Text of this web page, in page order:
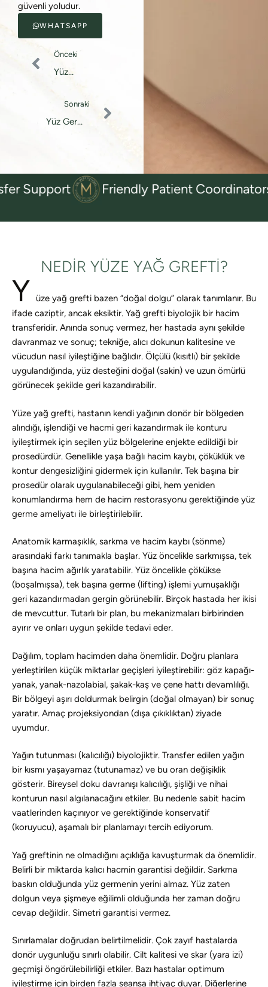
güvenli yoludur.
WHATSAPP
Önceki
Yüz
Cerrahisi (FFS)
Sonraki
Yüz Germe
Friendly Patient Coordinators
NEDIR YÜZE YAĞ GREFTI?
Y üze yağ grefti bazen “doğal dolgu” olarak tanımlanır. Bu
ifade caziptir, ancak eksiktir. Yağ grefti biyolojik bir hacim
transferidir. Anında sonuç vermez, her hastada aynı şekilde
davranmaz ve sonuç; tekniğe, alıcı dokunun kalitesine ve
vücudun nasıl iyileştiğine bağlıdır. Ölçülü (kısıtlı) bir şekilde
uygulandığında, yüz desteğini doğal (sakin) ve uzun ömürlü
görünecek şekilde geri kazandırabilir.
Yüze yağ grefti, hastanın kendi yağının donör bir bölgeden
alındığı, işlendiği ve hacmi geri kazandırmak ile konturu
iyileştirmek için seçilen yüz bölgelerine enjekte edildiği bir
prosedürdür. Genellikle yaşa bağlı hacim kaybı, çöküklük ve
kontur dengesizliğini gidermek için kullanılır. Tek başına bir
prosedür olarak uygulanabileceği gibi, hem yeniden
konumlandırma hem de hacim restorasyonu gerektiğinde yüz
germe ameliyatı ile birleştirilebilir.
Anatomik karmaşıklık, sarkma ve hacim kaybı (sönme)
arasındaki farkı tanımakla başlar. Yüz öncelikle sarkmışsa, tek
başına hacim ağırlık yaratabilir. Yüz öncelikle çökükse
(boşalmışsa), tek başına germe (lifting) işlemi yumuşaklığı
geri kazandırmadan gergin görünebilir. Birçok hastada her ikisi
de mevcuttur. Tutarlı bir plan, bu mekanizmaları birbirinden
ayırır ve onları uygun şekilde tedavi eder.
Dağılım, toplam hacimden daha önemlidir. Doğru planlara
yerleştirilen küçük miktarlar geçişleri iyileştirebilir: göz kapağı-
yanak, yanak-nazolabial, şakak-kaş ve çene hattı devamlılığı.
Bir bölgeyi aşırı doldurmak belirgin (doğal olmayan) bir sonuç
yaratır. Amaç projeksiyondan (dışa çıkıklıktan) ziyade
uyumdur.
Yağın tutunması (kalıcılığı) biyolojiktir. Transfer edilen yağın
bir kısmı yaşayamaz (tutunamaz) ve bu oran değişiklik
gösterir. Bireysel doku davranışı kalıcılığı, şişliği ve nihai
konturun nasıl algılanacağını etkiler. Bu nedenle sabit hacim
vaatlerinden kaçınıyor ve gerektiğinde konservatif
(koruyucu), aşamalı bir planlamayı tercih ediyorum.
Yağ greftinin ne olmadığını açıklığa kavuşturmak da önemlidir.
Belirli bir miktarda kalıcı hacmin garantisi değildir. Sarkma
baskın olduğunda yüz germenin yerini almaz. Yüz zaten
dolgun veya şişmeye eğilimli olduğunda her zaman doğru
cevap değildir. Simetri garantisi vermez.
Sınırlamalar doğrudan belirtilmelidir. Çok zayıf hastalarda
donör uygunluğu sınırlı olabilir. Cilt kalitesi ve skar (yara izi)
geçmişi öngörülebilirliği etkiler. Bazı hastalar optimum
iyileştirme için birden fazla seansa ihtiyaç duyar. Diğerlerine